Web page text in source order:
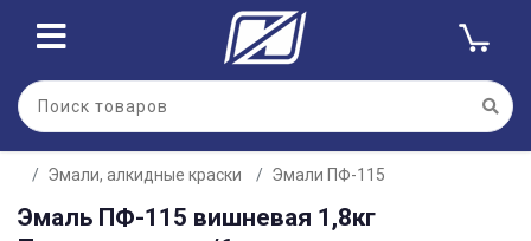
Эмали, алкидные краски Эмали ПФ-115
Эмаль ПФ-115 вишневая 1,8кг
Для клиентов всех банков
Разбейте
оплатуна части